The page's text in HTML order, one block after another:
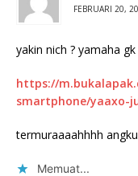
FEBRUARI 20,
yakin nich ? yamaha
https://
smartphone/yaaxo-
termuraaaahhhh
Memuat...